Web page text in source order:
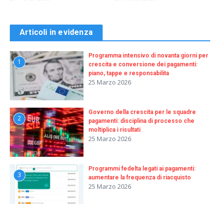
Articoli in evidenza
1
Programma intensivo di novanta giorni per
crescita e conversione dei pagamenti:
piano, tappe e responsabilita
25 Marzo 2026
2
Governo della crescita per le squadre
pagamenti: disciplina di processo che
moltiplica i risultati
25 Marzo 2026
3
Programmi fedelta legati ai pagamenti:
aumentare la frequenza di riacquisto
25 Marzo 2026